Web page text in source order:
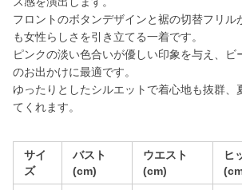
フロントのボタンデザインと裾の切替フリル
も女性らしさを引き立てる一着です。
ピンクの淡い色合いが優しい印象を与え、ビ
のお出かけに最適です。
ゆったりとしたシルエットで着心地も抜群、
てくれます。
サイ
ズ
バスト
(cm)
ウエスト
(cm)
ヒ